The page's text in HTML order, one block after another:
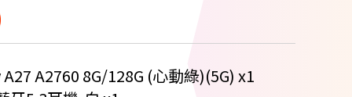
A2760 8G/128G (心動綠)(5G) x1